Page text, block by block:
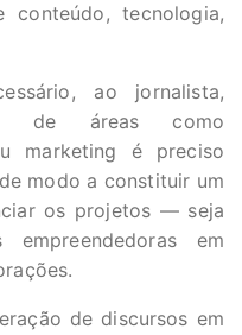
conteúdo, tecnologia,
ao jornalista,
de áreas como
marketing é preciso
modo a constituir um
os projetos — seja
em
de discursos em